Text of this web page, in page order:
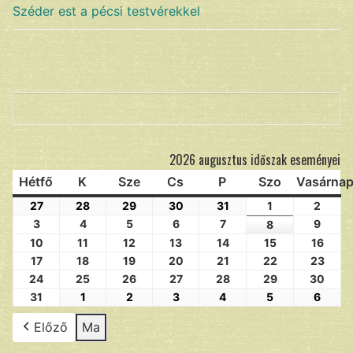
Széder est a pécsi testvérekkel
2026 augusztus időszak eseményei
Hétfő K Sze Cs P Szo Vasárnap
27 28 29 30 31 1
2
3
4 5 6 7 8
9
10
11 12 13 14 15
16
17
18 19 20 21 22
23
24
25 26 27 28 29
30
31
1 2 3 4 5 6
Előző Ma